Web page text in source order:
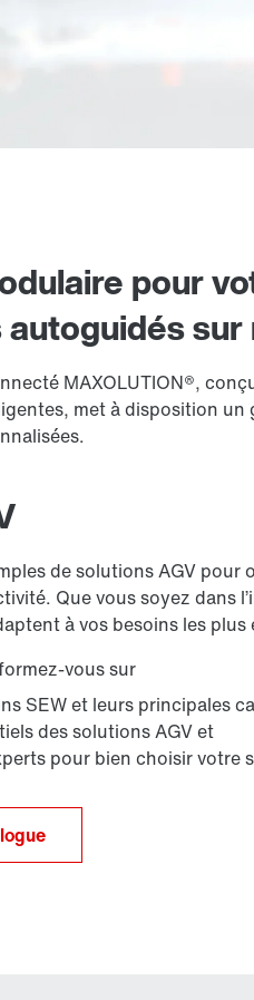
pour
sur
MAXOLUTION®,
met à disposition
de solutions AGV
Que vous soyez dans
à vos besoins les plus
vous sur
SEW et leurs principales
des solutions AGV et
pour bien choisir votre